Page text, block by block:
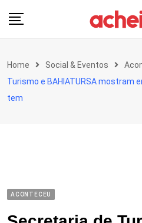
Home Social & Eventos
Turismo e BAHIATURSA mostram
tem
ACONTECEU